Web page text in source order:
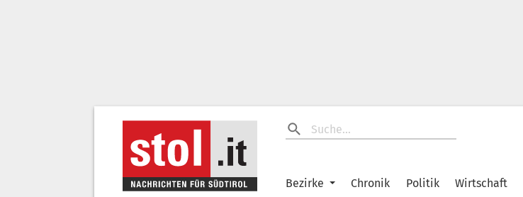
Bezirke Chronik Politik Wirtschaft